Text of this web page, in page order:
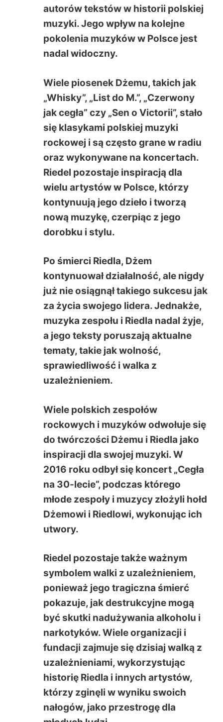
autorów tekstów w historii polskiej
muzyki. Jego wpływ na kolejne
pokolenia muzyków w Polsce jest
nadal widoczny.
Wiele piosenek Dżemu, takich jak
„Whisky”, „List do M.”, „Czerwony
jak cegła” czy „Sen o Victorii”, stało
się klasykami polskiej muzyki
rockowej i są często grane w radiu
oraz wykonywane na koncertach.
Riedel pozostaje inspiracją dla
wielu artystów w Polsce, którzy
kontynuują jego dzieło i tworzą
nową muzykę, czerpiąc z jego
dorobku i stylu.
Po śmierci Riedla, Dżem
kontynuował działalność, ale nigdy
już nie osiągnął takiego sukcesu jak
za życia swojego lidera. Jednakże,
muzyka zespołu i Riedla nadal żyje,
a jego teksty poruszają aktualne
tematy, takie jak wolność,
sprawiedliwość i walka z
uzależnieniem.
Wiele polskich zespołów
rockowych i muzyków odwołuje się
do twórczości Dżemu i Riedla jako
inspiracji dla swojej muzyki. W
2016 roku odbył się koncert „Cegła
na 30-lecie”, podczas którego
młode zespoły i muzycy złożyli hołd
Dżemowi i Riedlowi, wykonując ich
utwory.
Riedel pozostaje także ważnym
symbolem walki z uzależnieniem,
ponieważ jego tragiczna śmierć
pokazuje, jak destrukcyjne mogą
być skutki nadużywania alkoholu i
narkotyków. Wiele organizacji i
fundacji zajmuje się dzisiaj walką z
uzależnieniami, wykorzystując
historię Riedla i innych artystów,
którzy zginęli w wyniku swoich
nałogów, jako przestrogę dla